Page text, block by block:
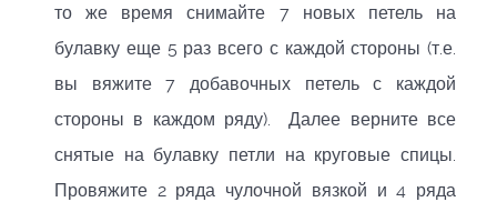
то же время снимайте 7 новых петель на
булавку еще 5 раз всего с каждой стороны (т.е.
вы вяжите 7 добавочных петель с каждой
стороны в каждом ряду). Далее верните все
снятые на булавку петли на круговые спицы.
Провяжите 2 ряда чулочной вязкой и 4 ряда